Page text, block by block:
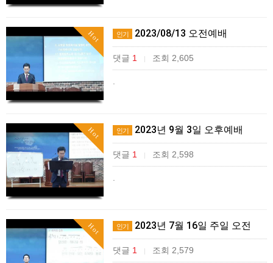
Hot 인기 2023/08/13 오전예배
댓글 1 조회 2,605
.
Hot 인기 2023년 9월 3일 오후예배
댓글 1 | 조회 2,598
Hot 인기 2023년 7월 16일 주일 오전
댓글 1 | 조회 2,579